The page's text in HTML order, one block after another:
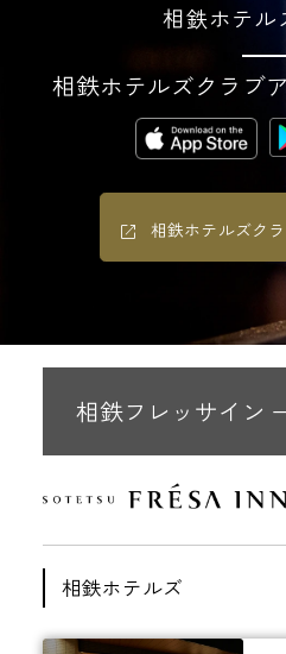
相鉄ホテル
相鉄ホテルズクラブ
相鉄ホテルズク
相鉄フレッサイン
相鉄ホテルズ